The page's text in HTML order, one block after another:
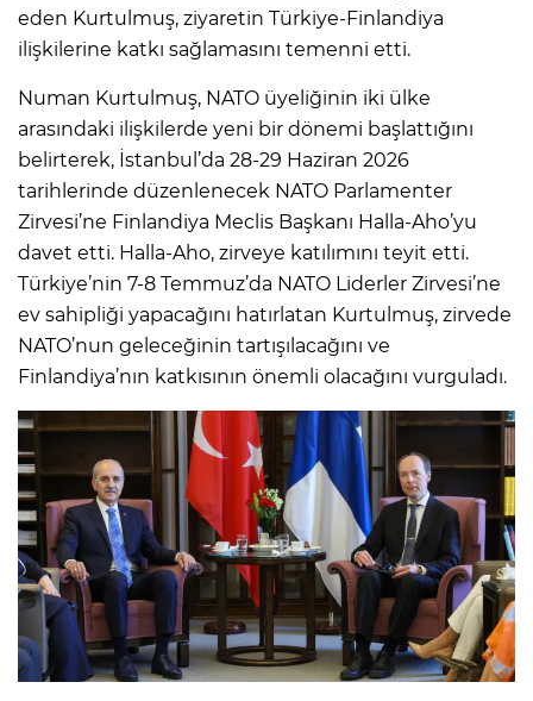
eden Kurtulmuş, ziyaretin Türkiye-Finlandiya
ilişkilerine katkı sağlamasını temenni etti.
Numan Kurtulmuş, NATO üyeliğinin iki ülke
arasındaki ilişkilerde yeni bir dönemi başlattığını
belirterek, İstanbul’da 28-29 Haziran 2026
tarihlerinde düzenlenecek NATO Parlamenter
Zirvesi’ne Finlandiya Meclis Başkanı Halla-Aho’yu
davet etti. Halla-Aho, zirveye katılımını teyit etti.
Türkiye’nin 7-8 Temmuz’da NATO Liderler Zirvesi’ne
ev sahipliği yapacağını hatırlatan Kurtulmuş, zirvede
NATO’nun geleceğinin tartışılacağını ve
Finlandiya’nın katkısının önemli olacağını vurguladı.